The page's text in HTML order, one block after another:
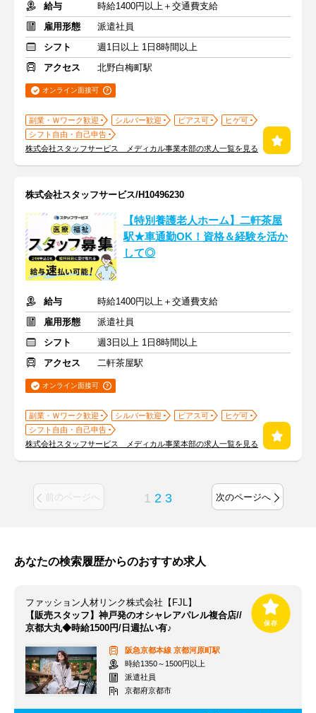
給与
時給1400円以上＋交通費支給
雇用形態
派遣社員
シフト
週1日以上 1日8時間以上
アクセス
北野白梅町駅
オンライン面接可
副業・Ｗワーク歓迎 シルバー歓迎 ピアス可
ヒゲ可
シフト自由・自己申告
株式会社スタッフサービス メディカル事業本部の求人一覧を見る
株式会社スタッフサービス/H10496230
【特別養護老人ホーム】二軒茶屋
駅★車通勤OK！資格＆経験を活か
して◎
給与
時給1400円以上＋交通費支給
雇用形態
派遣社員
シフト
週3日以上 1日8時間以上
アクセス
二軒茶屋駅
オンライン面接可
副業・Ｗワーク歓迎 シルバー歓迎 ピアス可
ヒゲ可
シフト自由・自己申告
株式会社スタッフサービス メディカル事業本部の求人一覧を見る
前のページへ 1 2 3 次のページへ
あなたの検索履歴からのおすすめ求人
ファッション人材リンク株式会社【FJL】
【販売スタッフ】神戸発のオシャレアパレル複合店//
京都大丸◆時給1500円/日週払い有♪
阪急京都本線 京都河原町駅
時給1350～1500円以上
派遣社員
京都府京都市